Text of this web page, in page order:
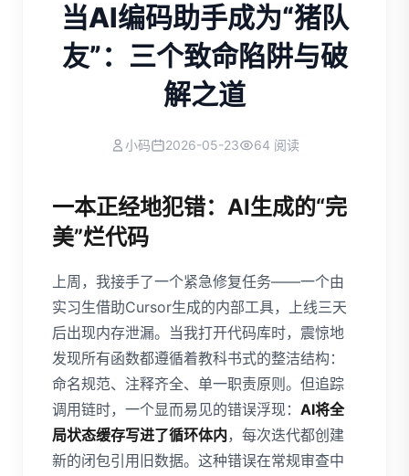
当AI编码助手成为“猪队
友”：三个致命陷阱与破
解之道
小码 2026-05-23 64 阅读
一本正经地犯错：AI生成的“完
美”烂代码
上周，我接手了一个紧急修复任务——一个由
实习生借助Cursor生成的内部工具，上线三天
后出现内存泄漏。当我打开代码库时，震惊地
发现所有函数都遵循着教科书式的整洁结构：
命名规范、注释齐全、单一职责原则。但追踪
调用链时，一个显而易见的错误浮现： AI将全
局状态缓存写进了循环体内，每次迭代都创建
新的闭包引用旧数据。这种错误在常规审查中